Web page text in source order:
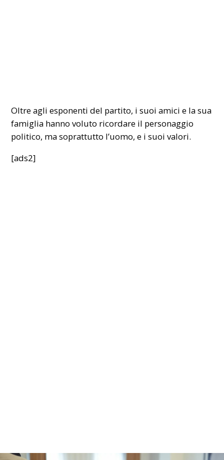
Oltre agli esponenti del partito, i suoi amici e la sua
famiglia hanno voluto ricordare il personaggio
politico, ma soprattutto l’uomo, e i suoi valori.
[ads2]